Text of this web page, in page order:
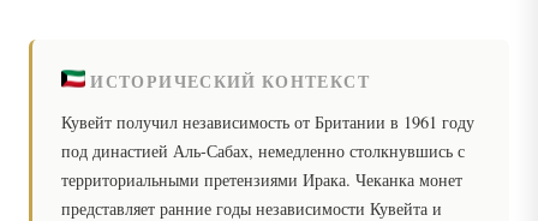
ИСТОРИЧЕСКИЙ КОНТЕКСТ
Кувейт получил независимость от Британии в 1961 году
под династией Аль-Сабах, немедленно столкнувшись с
территориальными претензиями Ирака. Чеканка монет
представляет ранние годы независимости Кувейта и